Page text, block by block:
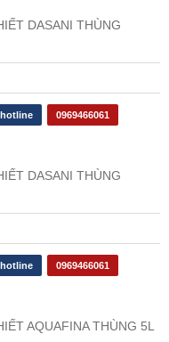
DASANI THÙNG
0969466061
DASANI THÙNG
0969466061
AQUAFINA THÙNG 5L